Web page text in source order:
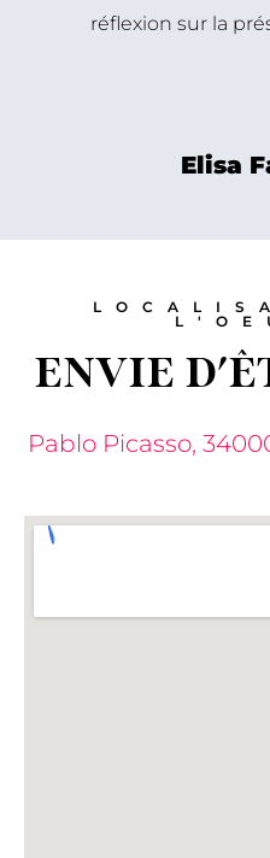
réflexion sur la
Elisa
ENVIE
Pablo Picasso,